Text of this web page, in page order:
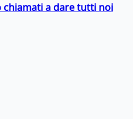
a dare tutti noi